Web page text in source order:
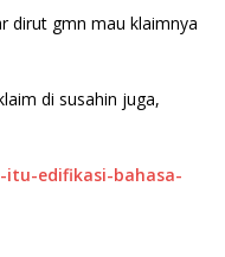
dirut gmn mau klaimnya
di susahin juga,
itu-edifikasi-bahasa-